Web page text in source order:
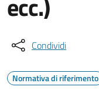
ecc.)
Condividi
Normativa di riferimento